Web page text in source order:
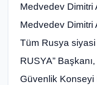
Medvedev Dimitri
Medvedev Dimitri
Tüm Rusya
RUSYA”
Güvenlik Konseyi